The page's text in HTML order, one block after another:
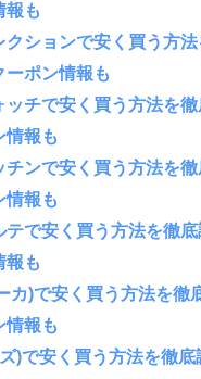
報も
クションで安く買う方法
ーポン情報も
ッチで安く買う方法を
情報も
チンで安く買う方法を
情報も
で安く買う方法を徹底
報も
カ)で安く買う方法を徹
情報も
)で安く買う方法を徹底